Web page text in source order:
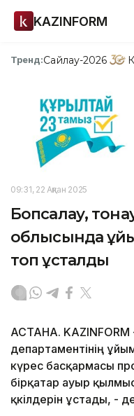
KAZINFORM
Тренд:Сайлау-2026
09:31, 22 Ақпан 2025
Бопсалау,
облысында
топ ұсталды
АСТАНА. KAZINFORM
департаментінің
күрес басқармасы
бірқатар ауыр
қкілдерін ұстады, -